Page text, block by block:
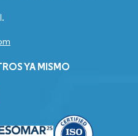
YA MISMO